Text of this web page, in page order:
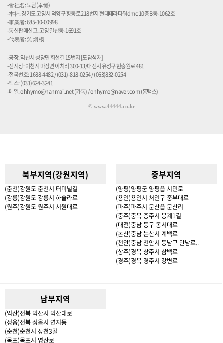
-會社名: 도담(夲憺)
-本社: 경기도 고양시 덕양구 향동로 218번지 현대테라타워dmc 10층 B동-1062호
-事業者: 685-10-00998
-통신판매신고: 고양 일산동-1691호
-代表者: 吳 炯 模
-공장: 익산시 성당면 회선길 15번지 [도담석재]
-전시장: 이천시 마장면 이치리 300-13/대전시 유성구 현충원로 481
-전국번호: 1688-4482 / (031)-818-0254 / (063)832-0254
-팩스: (031)624-3241
-메일: ohhymo@hanmail.net (카톡) / ohhymo@naver.com (홈택스)
© www.44444.co.kr
북부지역(강원지역)
(춘천)강원도 춘천시 터미널길
(강릉)강원도 강릉시 하슬라로
(원주)강원도 원주시 서원대로
중부지역
(양평)양평군 양평읍 시민로
(용인)용인시 처인구 중부대로
(파주)파주시 문산읍 문산리
(충주)충북 충주시 봉계1길
(대전)충남 동구 동서대로
(논산)충남 논산시 계백로
(천안)충남 천안시 동남구 만남로..
(상주)경북 상주시 삼백로
(경주)경북 경주시 강변로
남부지역
(익산)전북 익산시 익산대로
(정읍)전북 정읍시 연지동
(순천)순천시 장천3길
(목포)목포시 영산로